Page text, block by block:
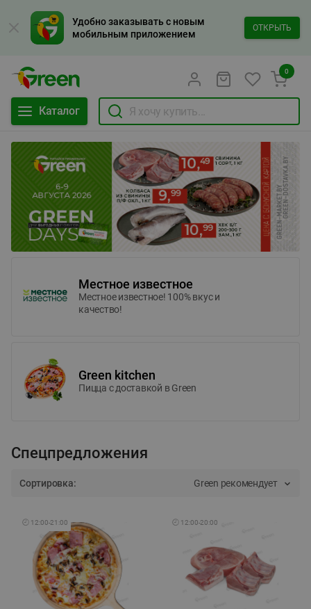
Удобно заказывать с новым
мобильным приложением
ОТКРЫТЬ
Каталог
0
Местное известное
Местное известное! 100% вкус и
качество!
Green kitchen
Пицца c доставкой в Green
Спецпредложения
Сортировка: Green рекомендует
🕘 12:00-21:00 🕘 12:00-20:00